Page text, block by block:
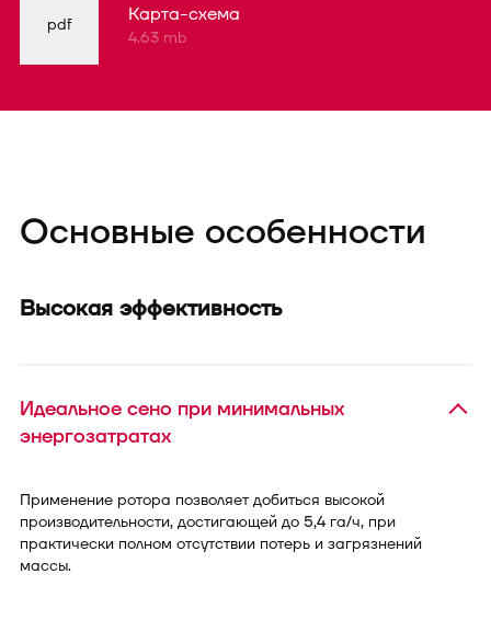
pdf Карта-схема
4.63 mb
Основные особенности
Высокая эффективность
Идеальное сено при минимальных
энергозатратах
Применение ротора позволяет добиться высокой
производительности, достигающей до 5,4 га/ч, при
практически полном отсутствии потерь и загрязнений
массы.